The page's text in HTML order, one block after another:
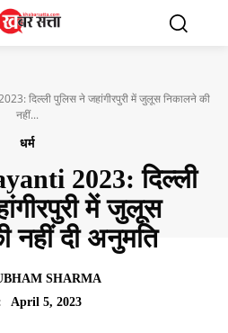
दिल्ली पुलिस ने जहांगीरपुरी में जुलूस निकालने की
नहीं...
धर्म
2023: दिल्ली
में जुलूस
नहीं दी अनुमति
SHARMA
April 5, 2023